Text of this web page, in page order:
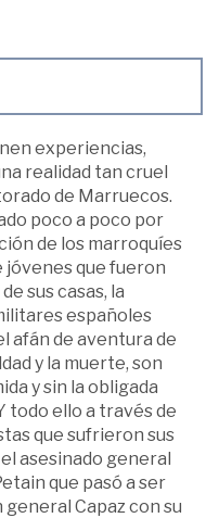
experiencias,
realidad tan cruel
de Marruecos.
poco a poco por
de los marroquíes
jóvenes que fueron
sus casas, la
españoles
afán de aventura de
y la muerte, son
y sin la obligada
todo ello a través de
que sufrieron sus
asesinado general
que pasó a ser
Capaz con su